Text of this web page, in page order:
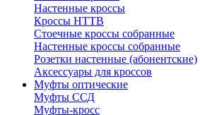
Настенные кроссы
Кроссы HTTB
Стоечные кроссы собранные
Настенные кроссы собранные
Розетки настенные (абонентские)
Аксессуары для кроссов
Муфты оптические
Муфты ССД
Муфты-кросс